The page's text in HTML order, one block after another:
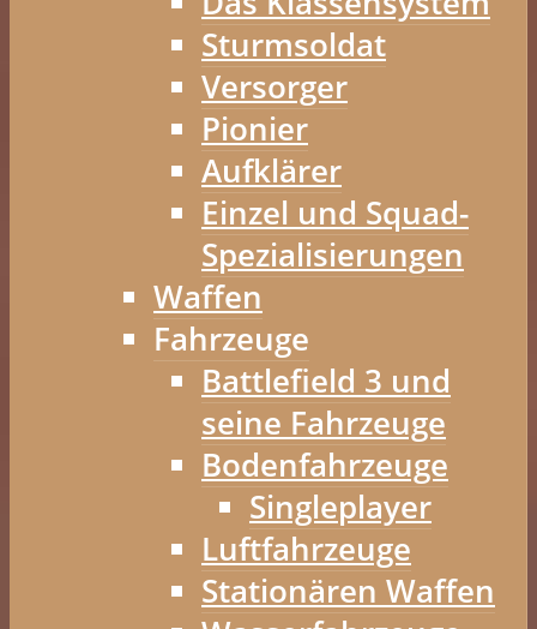
Sturmsoldat
Versorger
Pionier
Aufklärer
Einzel und Squad-
Spezialisierungen
Waffen
Fahrzeuge
Battlefield 3 und
seine Fahrzeuge
Bodenfahrzeuge
Singleplayer
Luftfahrzeuge
Stationären Waffen